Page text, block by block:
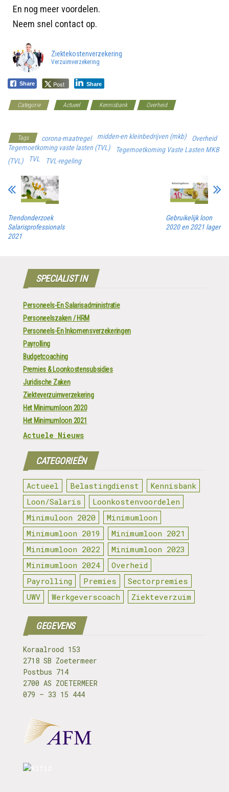
En nog meer voordelen.
Neem snel contact op.
Ziektekostenverzekering
Verzuimverzekering
Share Post Share
Categorie Actueel Kennisbank
Overheid
Tags corona-maatregel midden-en kleinbedrijven (mkb)
Overheid
Tegemoetkoming vaste lasten (TVL)
Tegemoetkoming Vaste Lasten MKB
(TVL)
TVL TVL-regeling
Trendonderzoek
Salarisprofessionals
2021
Gebruikelijk loon
2020 en 2021 lager
SPECIALIST IN
Personeels-En Salarisadministratie
Personeelszaken / HRM
Personeels-En Inkomensverzekeringen
Payrolling
Budgetcoaching
Premies & Loonkostensubsidies
Juridische Zaken
Ziekteverzuimverzekering
Het Minimumloon 2020
Het Minimumloon 2021
Actuele Nieuws
CATEGORIEËN
Actueel Belastingdienst
Kennisbank
Loon/Salaris
Loonkostenvoordelen
Minimuloon 2020
Minimumloon
Minimumloon 2019
Minimumloon 2021
Minimumloon 2022
Minimumloon 2023
Minimumloon 2024
Overheid
Payrolling
Premies
Sectorpremies
UWV
Werkgeverscoach Ziekteverzuim
GEGEVENS
Koraalrood 153
2718 SB Zoetermeer
Postbus 714
2700 AS ZOETERMEER
079 – 33 15 444